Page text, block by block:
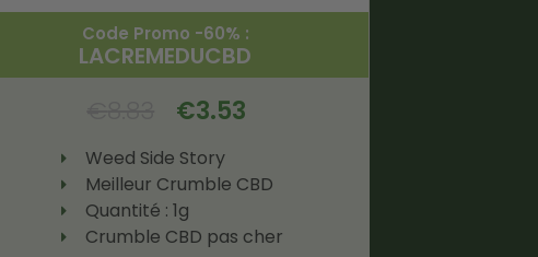
Code Promo -60% :
LACREMEDUCBD
€3.53
Weed Side Story
Meilleur Crumble CBD
Quantité : 1g
Crumble CBD pas cher